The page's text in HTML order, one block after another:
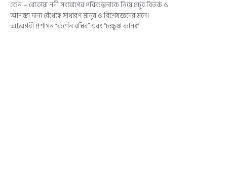
কেন – বেতোয়া নদী সংযোগের পরিকল্পনাকে নিয়ে প্রচুর বিতর্ক ও
আশঙ্কা দানা বেঁধেছে সাধারণ মানুষ ও বিশেষজ্ঞদের মনে।
আত্মগর্বী প্রশাসন “কর্ণেন বধির” এবং “চক্ষুষা কানঃ”